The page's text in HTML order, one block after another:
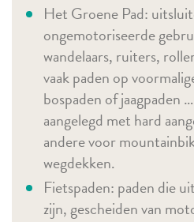
Het Groene Pad:
ongemotoriseerde
wandelaars, ruiters,
vaak paden op
bospaden of jaagpaden
aangelegd met hard
andere voor
wegdekken.
Fietspaden: paden die
zijn, gescheiden van